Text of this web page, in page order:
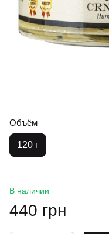
Объём
120 г
В наличии
440 грн